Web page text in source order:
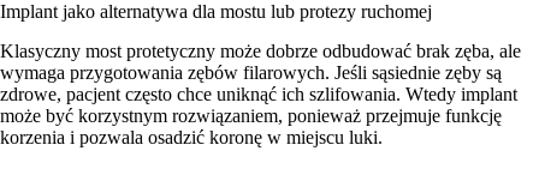
Implant jako alternatywa dla mostu lub protezy ruchomej
Klasyczny most protetyczny może dobrze odbudować brak zęba, ale
wymaga przygotowania zębów filarowych. Jeśli sąsiednie zęby są
zdrowe, pacjent często chce uniknąć ich szlifowania. Wtedy implant
może być korzystnym rozwiązaniem, ponieważ przejmuje funkcję
korzenia i pozwala osadzić koronę w miejscu luki.